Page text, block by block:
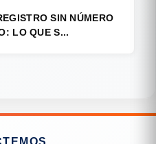
SIN NÚMERO
LO QUE S...